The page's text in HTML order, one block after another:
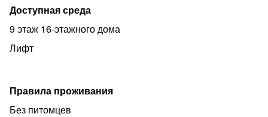
Доступная среда
9 этаж 16-этажного дома
Лифт
Правила проживания
Без питомцев